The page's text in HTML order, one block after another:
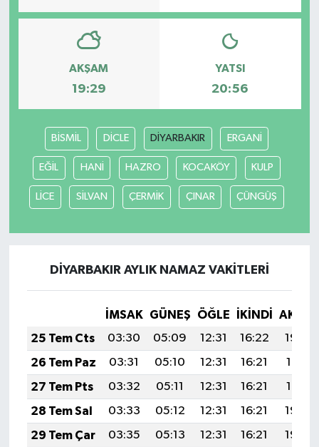
AKŞAM
19:29
YATSI
20:56
BİSMİL DİCLE DİYARBAKIR ERGANİ
EĞİL HANİ HAZRO KOCAKÖY KULP
LİCE SİLVAN ÇERMİK ÇINAR ÇÜNGÜŞ
DİYARBAKIR AYLIK NAMAZ VAKITLERI
İMSAK GÜNEŞ ÖĞLE İKINDI
25 Tem Cts
03:30 05:09 12:31 16:22
19:42
26 Tem Paz
03:31 05:10 12:31 16:21
19:41
27 Tem Pts
03:32 05:11 12:31 16:21
19:41
28 Tem Sal
03:33 05:12 12:31 16:21
19:40
29 Tem Çar
03:35 05:13 12:31 16:21
19:39
YAŞAM